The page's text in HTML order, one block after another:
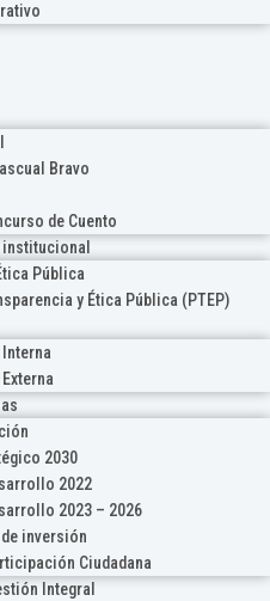
Bravo
de Cuento
Pública
y Ética Pública (PTEP)
2030
2022
2023 – 2026
inversión
Ciudadana
Integral